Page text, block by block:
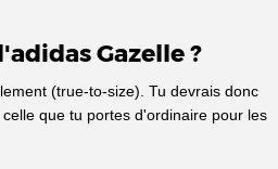
Gazelle ?
(true-to-size). Tu devrais donc
que tu portes d'ordinaire pour les